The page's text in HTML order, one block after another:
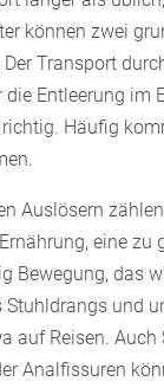
können zwei
Transport
Entleerung im
Häufig
Auslösern
eine zu
Bewegung, das
Stuhldrangs und
auf Reisen. Auch
Analfissuren